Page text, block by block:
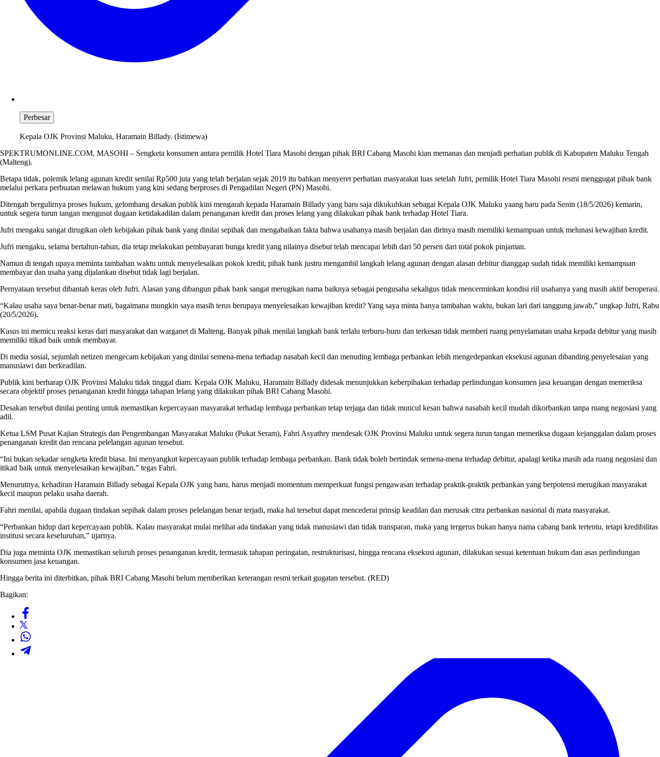
Perbesar
Kepala OJK Provinsi Maluku, Haramain Billady. (Istimewa)
SPEKTRUMONLINE.COM, MASOHI – Sengketa konsumen antara pemilik Hotel Tiara Masohi dengan pihak BRI Cabang Masohi kian memanas dan menjadi perhatian publik di Kabupaten Maluku Tengah
(Malteng).
Betapa tidak, polemik lelang agunan kredit senilai Rp500 juta yang telah berjalan sejak 2019 itu bahkan menyeret perhatian masyarakat luas setelah Jufri, pemilik Hotel Tiara Masohi resmi menggugat pihak bank
melalui perkara perbuatan melawan hukum yang kini sedang berproses di Pengadilan Negeri (PN) Masohi.
Ditengah bergulirnya proses hukum, gelombang desakan publik kini mengarah kepada Haramain Billady yang baru saja dikukuhkan sebagai Kepala OJK Maluku yaang baru pada Senin (18/5/2026) kemarin,
untuk segera turun tangan mengusut dugaan ketidakadilan dalam penanganan kredit dan proses lelang yang dilakukan pihak bank terhadap Hotel Tiara.
Jufri mengaku sangat dirugikan oleh kebijakan pihak bank yang dinilai sepihak dan mengabaikan fakta bahwa usahanya masih berjalan dan dirinya masih memiliki kemampuan untuk melunasi kewajiban kredit.
Jufri mengaku, selama bertahun-tahun, dia tetap melakukan pembayaran bunga kredit yang nilainya disebut telah mencapai lebih dari 50 persen dari total pokok pinjaman.
Namun di tengah upaya meminta tambahan waktu untuk menyelesaikan pokok kredit, pihak bank justru mengambil langkah lelang agunan dengan alasan debitur dianggap sudah tidak memiliki kemampuan
membayar dan usaha yang dijalankan disebut tidak lagi berjalan.
Pernyataan tersebut dibantah keras oleh Jufri. Alasan yang dibangun pihak bank sangat merugikan nama baiknya sebagai pengusaha sekaligus tidak mencerminkan kondisi riil usahanya yang masih aktif beroperasi.
“Kalau usaha saya benar-benar mati, bagaimana mungkin saya masih terus berupaya menyelesaikan kewajiban kredit? Yang saya minta hanya tambahan waktu, bukan lari dari tanggung jawab,” ungkap Jufri, Rabu
(20/5/2026).
Kasus ini memicu reaksi keras dari masyarakat dan warganet di Malteng. Banyak pihak menilai langkah bank terlalu terburu-buru dan terkesan tidak memberi ruang penyelamatan usaha kepada debitur yang masih
memiliki itikad baik untuk membayar.
Di media sosial, sejumlah netizen mengecam kebijakan yang dinilai semena-mena terhadap nasabah kecil dan menuding lembaga perbankan lebih mengedepankan eksekusi agunan dibanding penyelesaian yang
manusiawi dan berkeadilan.
Publik kini berharap OJK Provinsi Maluku tidak tinggal diam. Kepala OJK Maluku, Haramain Billady didesak menunjukkan keberpihakan terhadap perlindungan konsumen jasa keuangan dengan memeriksa
secara objektif proses penanganan kredit hingga tahapan lelang yang dilakukan pihak BRI Cabang Masohi.
Desakan tersebut dinilai penting untuk memastikan kepercayaan masyarakat terhadap lembaga perbankan tetap terjaga dan tidak muncul kesan bahwa nasabah kecil mudah dikorbankan tanpa ruang negosiasi yang
adil.
Ketua LSM Pusat Kajian Strategis dan Pengembangan Masyarakat Maluku (Pukat Seram), Fahri Asyathry mendesak OJK Provinsi Maluku untuk segera turun tangan memeriksa dugaan kejanggalan dalam proses
penanganan kredit dan rencana pelelangan agunan tersebut.
“Ini bukan sekadar sengketa kredit biasa. Ini menyangkut kepercayaan publik terhadap lembaga perbankan. Bank tidak boleh bertindak semena-mena terhadap debitur, apalagi ketika masih ada ruang negosiasi dan
itikad baik untuk menyelesaikan kewajiban,” tegas Fahri.
Menurutnya, kehadiran Haramain Billady sebagai Kepala OJK yang baru, harus menjadi momentum memperkuat fungsi pengawasan terhadap praktik-praktik perbankan yang berpotensi merugikan masyarakat
kecil maupun pelaku usaha daerah.
Fahri menilai, apabila dugaan tindakan sepihak dalam proses pelelangan benar terjadi, maka hal tersebut dapat mencederai prinsip keadilan dan merusak citra perbankan nasional di mata masyarakat.
“Perbankan hidup dari kepercayaan publik. Kalau masyarakat mulai melihat ada tindakan yang tidak manusiawi dan tidak transparan, maka yang tergerus bukan hanya nama cabang bank tertentu, tetapi kredibilitas
institusi secara keseluruhan,” ujarnya.
Dia juga meminta OJK memastikan seluruh proses penanganan kredit, termasuk tahapan peringatan, restrukturisasi, hingga rencana eksekusi agunan, dilakukan sesuai ketentuan hukum dan asas perlindungan
konsumen jasa keuangan.
Hingga berita ini diterbitkan, pihak BRI Cabang Masohi belum memberikan keterangan resmi terkait gugatan tersebut. (RED)
Bagikan: